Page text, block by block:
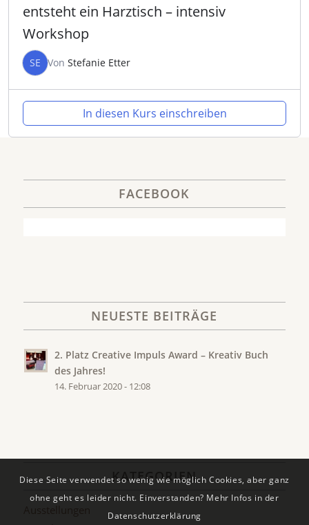
entsteht ein Harztisch – intensiv
Workshop
SE Von Stefanie Etter
In diesen Kurs einschreiben
FACEBOOK
NEUESTE BEITRÄGE
2. Platz Creative Impuls Award – Kreativ Buch
des Jahres!
14. Februar 2020 - 12:08
KATEGORIEN
Diese Seite verwendet so wenig wie möglich Cookies, aber ganz
ohne geht es leider nicht. Einverstanden? Mehr Infos in der
Datenschutzerklärung